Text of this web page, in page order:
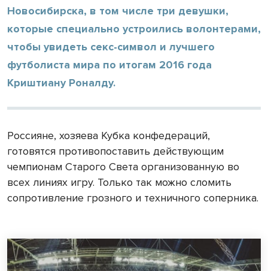
Новосибирска, в том числе три девушки,
которые специально устроились волонтерами,
чтобы увидеть секс-символ и лучшего
футболиста мира по итогам 2016 года
Криштиану Роналду.
Россияне, хозяева Кубка конфедераций,
готовятся противопоставить действующим
чемпионам Старого Света организованную во
всех линиях игру. Только так можно сломить
сопротивление грозного и техничного соперника.